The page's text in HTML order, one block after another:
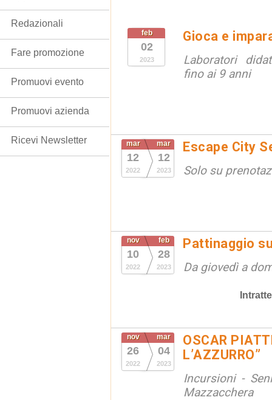
feb
02
2023
Gioca e
Laboratori
fino ai 9 anni
mar
12
2022
mar
12
2023
Escape City
Solo su
nov
10
2022
feb
28
2023
Pattinaggio
Da giovedì a
nov
26
2022
mar
04
2023
OSCAR
L’AZZURRO”
Incursioni -
Mazzacchera
Redazionali
Fare promozione
Promuovi evento
Promuovi azienda
Ricevi Newsletter